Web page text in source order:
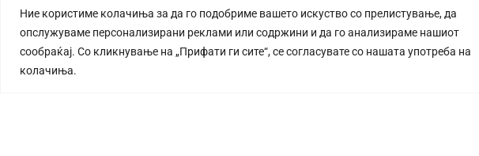
Ние користиме колачиња за да го подобриме вашето искуство со прелистување, да
опслужуваме персонализирани реклами или содржини и да го анализираме нашиот
сообраќај. Со кликнување на „Прифати ги сите“, се согласувате со нашата употреба на
колачиња.